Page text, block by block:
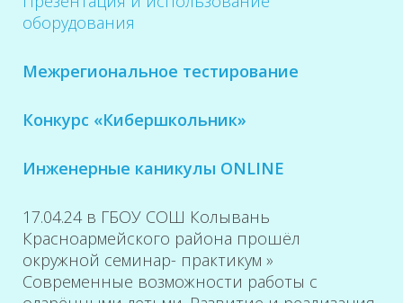
оборудования
Межрегиональное тестирование
Конкурс «Кибершкольник»
Инженерные каникулы ONLINE
17.04.24 в ГБОУ СОШ Колывань
Красноармейского района прошёл
окружной семинар- практикум »
Современные возможности работы с